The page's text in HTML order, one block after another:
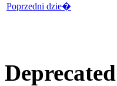
Poprzedni dzie�
Deprecated